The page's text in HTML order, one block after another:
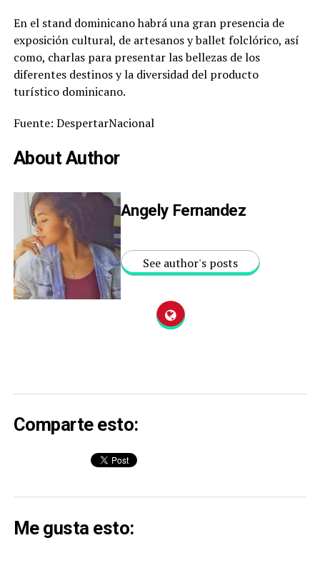
En el stand dominicano habrá una gran presencia de
exposición cultural, de artesanos y ballet folclórico, así
como, charlas para presentar las bellezas de los
diferentes destinos y la diversidad del producto
turístico dominicano.
Fuente: DespertarNacional
About Author
Angely Fernandez
See author's posts
Comparte esto:
Me gusta esto: